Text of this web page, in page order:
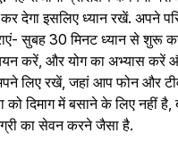
देगा इसलिए ध्यान रखें. अपने
सुबह 30 मिनट ध्यान से शुरू
करें, और योग का अभ्यास करें
लिए रखें, जहां आप फोन और
को दिमाग में बसाने के लिए नहीं
का सेवन करने जैसा है.